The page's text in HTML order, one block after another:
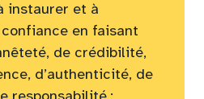
instaurer et à
en faisant
de crédibilité,
d’authenticité, de